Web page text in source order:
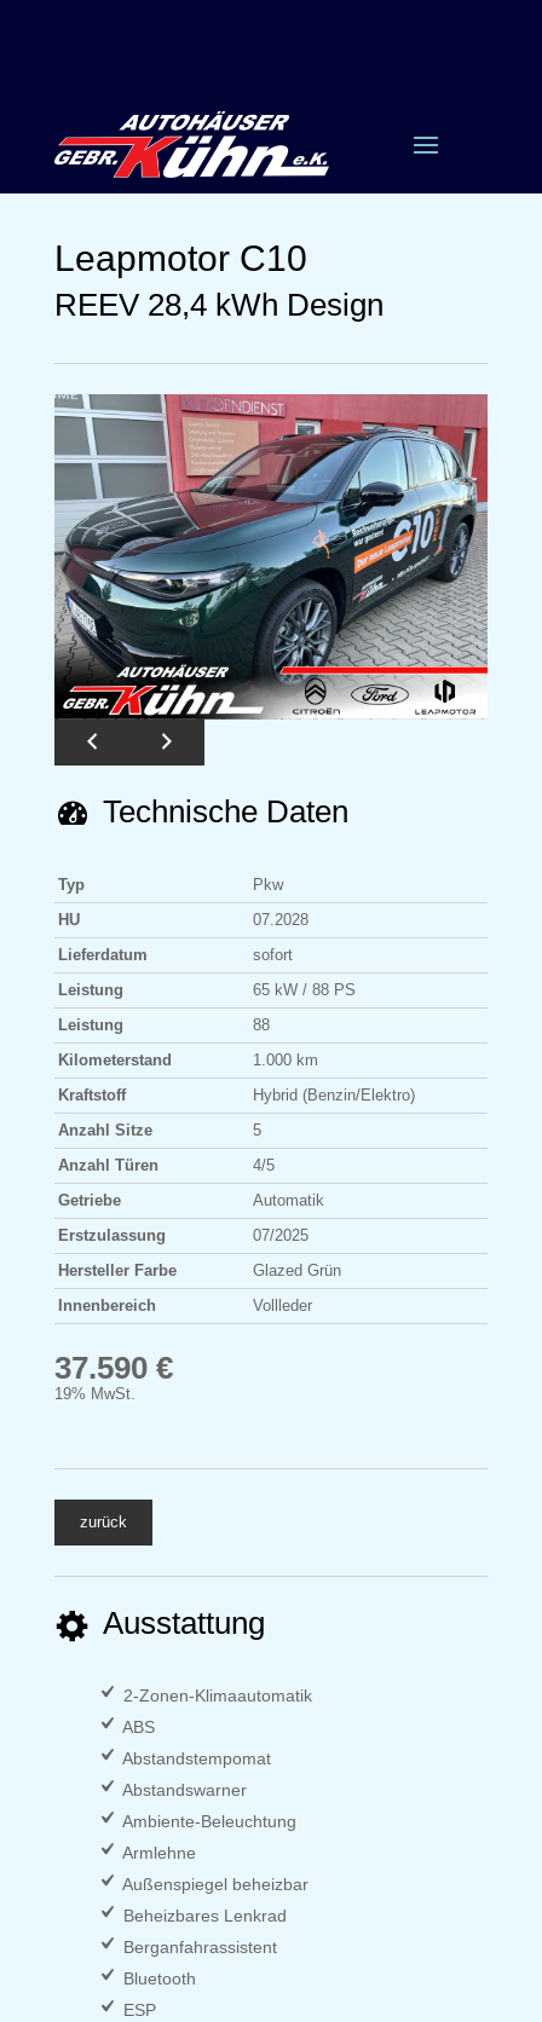
Leapmotor C10
REEV 28,4 kWh Design
Technische Daten
Typ
Pkw
HU
07.2028
Lieferdatum
sofort
Leistung
65 kW / 88 PS
Leistung
88
Kilometerstand
1.000 km
Kraftstoff
Hybrid (Benzin/Elektro)
Anzahl Sitze
5
Anzahl Türen
4/5
Getriebe
Automatik
Erstzulassung
07/2025
Hersteller Farbe
Glazed Grün
Innenbereich
Vollleder
37.590 €
19% MwSt.
zurück
Ausstattung
2-Zonen-Klimaautomatik
ABS
Abstandstempomat
Abstandswarner
Ambiente-Beleuchtung
Armlehne
Außenspiegel beheizbar
Beheizbares Lenkrad
Berganfahrassistent
Bluetooth
ESP